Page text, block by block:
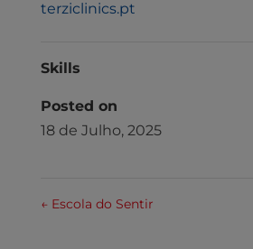
terziclinics.pt
Skills
Posted on
18 de Julho, 2025
←Escola do Sentir